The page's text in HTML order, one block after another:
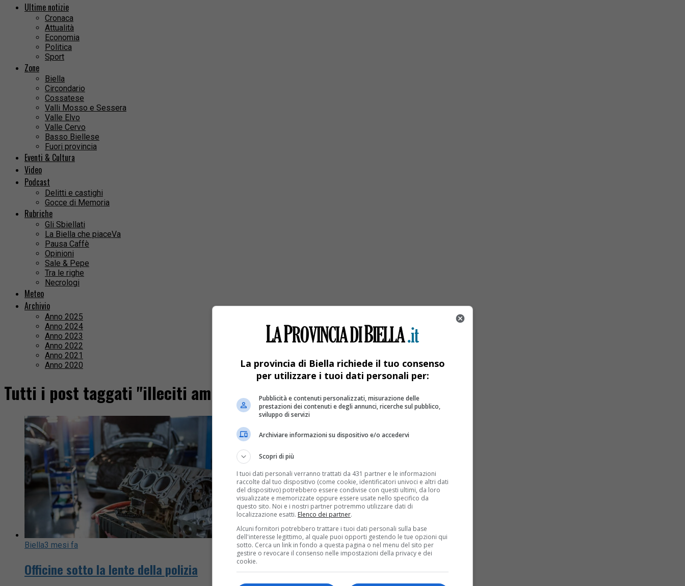
Ultime notizie
Cronaca
Attualità
Economia
Politica
Sport
Zone
Biella
Circondario
Cossatese
Valli Mosso e Sessera
Valle Elvo
Valle Cervo
Basso Biellese
Fuori provincia
Eventi & Cultura
Video
Podcast
Delitti e castighi
Gocce di Memoria
Rubriche
Gli Sbiellati
La Biella che piaceVa
Pausa Caffè
Opinioni
Sale & Pepe
Tra le righe
Necrologi
Meteo
Archivio
Anno 2025
Anno 2024
Anno 2023
Anno 2022
Anno 2021
Anno 2020
Tutti i post taggati "illeciti amministrativi"
Biella3 mesi fa
Officine sotto la lente della polizia
La provincia di Biella richiede il tuo consenso
per utilizzare i tuoi dati personali per:
Pubblicità e contenuti personalizzati, misurazione delle
prestazioni dei contenuti e degli annunci, ricerche sul pubblico,
sviluppo di servizi
Archiviare informazioni su dispositivo e/o accedervi
Scopri di più
I tuoi dati personali verranno trattati da 431 partner e le informazioni
raccolte dal tuo dispositivo (come cookie, identificatori univoci e altri dati
del dispositivo) potrebbero essere condivise con questi ultimi, da loro
visualizzate e memorizzate oppure essere usate nello specifico da
questo sito. Noi e i nostri partner potremmo utilizzare dati di
localizzazione esatti. Elenco dei partner.
Alcuni fornitori potrebbero trattare i tuoi dati personali sulla base
dell'interesse legittimo, al quale puoi opporti gestendo le tue opzioni qui
sotto. Cerca un link in fondo a questa pagina o nel menu del sito per
gestire o revocare il consenso nelle impostazioni della privacy e dei
cookie.